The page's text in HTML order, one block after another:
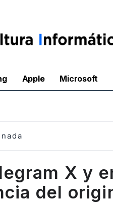
Apple Microsoft
X y
del